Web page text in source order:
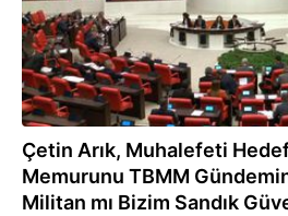
Çetin Arık, Muhalefeti
Memurunu TBMM
Militan mı Bizim Sandık